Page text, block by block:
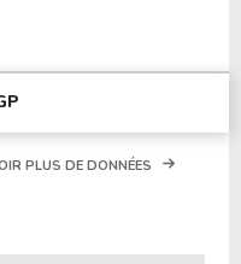
PLUS DE DONNÉES